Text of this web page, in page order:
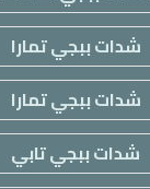
شدات ببجي تمارا
شدات ببجي تمارا
شدات ببجي تابي